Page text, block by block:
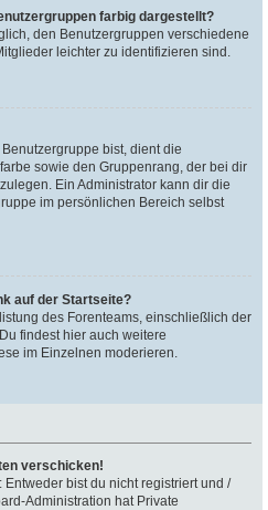
farbig dargestellt?
den Benutzergruppen verschiedene
leichter zu identifizieren sind.
bist, dient die
sowie den Gruppenrang, der bei dir
Ein Administrator kann dir die
im persönlichen Bereich selbst
auf der Startseite?
des Forenteams, einschließlich der
findest hier auch weitere
im Einzelnen moderieren.
verschicken!
bist du nicht registriert und /
Administration hat Private